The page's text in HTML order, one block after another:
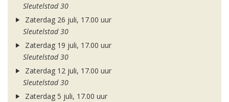
Sleutelstad 30
Zaterdag 26 juli, 17.00 uur
Sleutelstad 30
Zaterdag 19 juli, 17.00 uur
Sleutelstad 30
Zaterdag 12 juli, 17.00 uur
Sleutelstad 30
Zaterdag 5 juli, 17.00 uur